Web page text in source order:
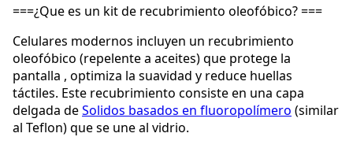
===¿Que es un kit de recubrimiento oleofóbico? ===
Celulares modernos incluyen un recubrimiento
oleofóbico (repelente a aceites) que protege la
pantalla , optimiza la suavidad y reduce huellas
táctiles. Este recubrimiento consiste en una capa
delgada deSolidos basados en fluoropolímero (similar
al Teflon) que se une al vidrio.